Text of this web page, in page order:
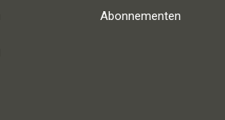
Abonnementen